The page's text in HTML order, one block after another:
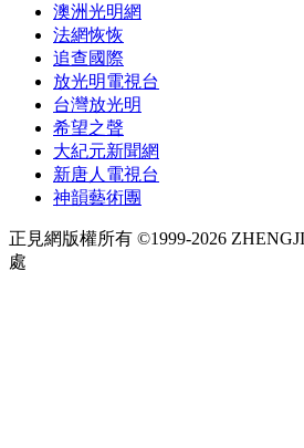
澳洲光明網
法網恢恢
追查國際
放光明電視台
台灣放光明
希望之聲
大紀元新聞網
新唐人電視台
神韻藝術團
正見網版權所有 ©1999-2026
處